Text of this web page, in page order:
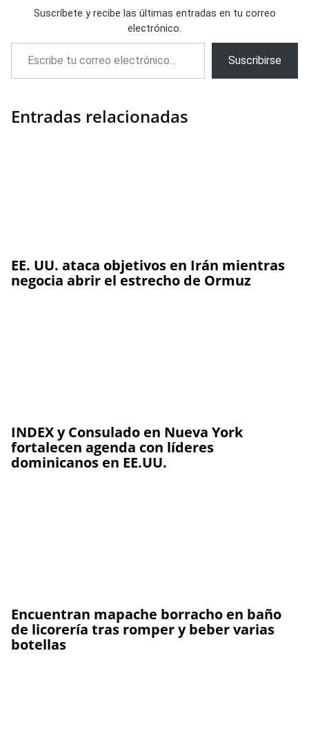
Suscríbete y recibe las últimas entradas en tu correo
electrónico.
Escribe tu correo electrónico…
Suscribirse
Entradas relacionadas
EE. UU. ataca objetivos en Irán mientras
negocia abrir el estrecho de Ormuz
INDEX y Consulado en Nueva York
fortalecen agenda con líderes
dominicanos en EE.UU.
Encuentran mapache borracho en baño
de licorería tras romper y beber varias
botellas